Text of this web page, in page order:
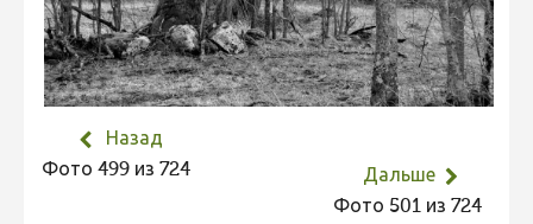
Фотоконкурс 2023
Не учитываются 2023
Назад
Фото 499 из 724
Дальше
Фото 501 из 724